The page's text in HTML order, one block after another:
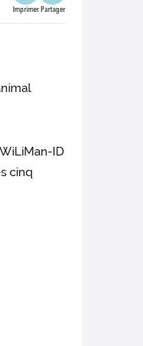
Imprimer Partager
ID
cinq